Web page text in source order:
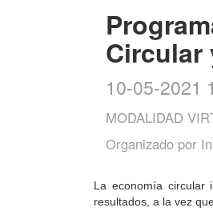
Circular
10-05-2021
MODALIDAD
Organizado por
La economía circular
resultados, a la vez